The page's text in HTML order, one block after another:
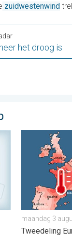
zuidwestenwind
het droog is
wat je ziet!. . .
Grote
maandag 3
Tweedeling